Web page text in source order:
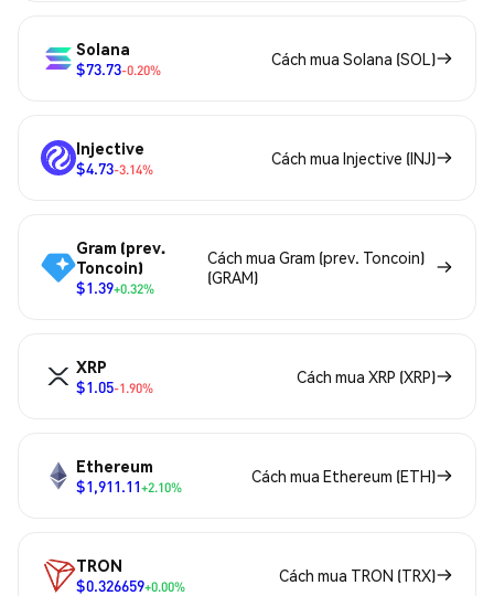
Solana
$73.73-0.20%
Cách mua Solana (SOL)
Injective
$4.73-3.14%
Cách mua Injective (INJ)
Gram (prev.
Toncoin)
$1.39+0.32%
Cách mua Gram (prev. Toncoin)
(GRAM)
XRP
$1.05-1.90%
Cách mua XRP (XRP)
Ethereum
$1,911.11+2.10%
Cách mua Ethereum (ETH)
TRON
$0.326659+0.00%
Cách mua TRON (TRX)